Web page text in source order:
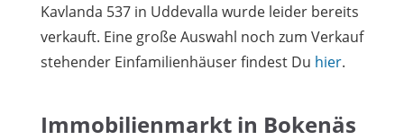
Kavlanda 537 in Uddevalla wurde leider bereits
verkauft. Eine große Auswahl noch zum Verkauf
stehender Einfamilienhäuser findest Du hier.
Immobilienmarkt in Bokenäs